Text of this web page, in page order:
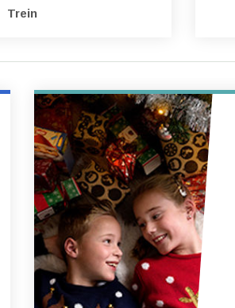
Trein